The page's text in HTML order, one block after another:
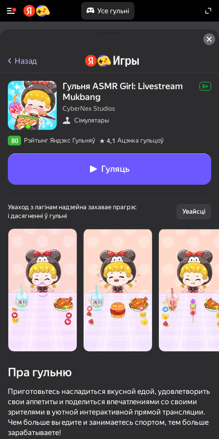
Усе гульні
50+ лепшых гульняў, у якія гуляюць
нават тыя, хто «не гуляе»
Воровская головоломка
74
78
Назад
Гульня ASMR Girl: Livestream
Mukbang
6+
CyberNex Studios
Сімулятары
80 Рэйтынг Яндэкс Гульняў 4,1 Ацэнка гульцоў
Гуляць
Уваход з лагінам надзейна захавае прагрэс
і дасягненні ў гульні
Увайсці
Пра гульню
Приготовьтесь насладиться вкусной едой, удовлетворить
свои аппетиты и поделиться впечатлениями со своими
зрителями в уютной интерактивной прямой трансляции.
Чем больше вы едите и занимаетесь спортом, тем больше
зарабатываете!